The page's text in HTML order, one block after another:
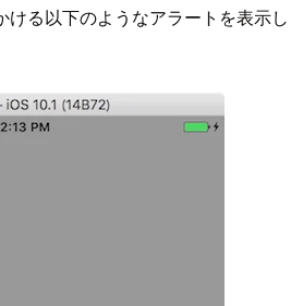
ける以下のようなアラートを表示し